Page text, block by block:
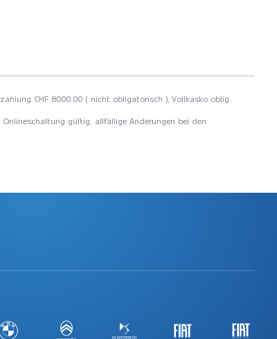
CHF 8000.00 ( nicht obligatorisch ), Vollkasko oblig.
gültig, allfällige Änderungen bei den